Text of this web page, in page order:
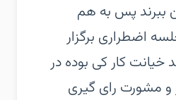
ببرند پس به هم
اضطراری برگزار
خیانت کار کی بوده در
و مشورت رای گیری